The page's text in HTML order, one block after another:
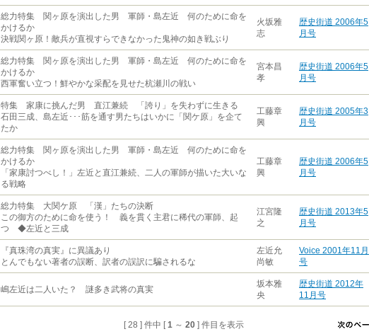
総力特集 関ヶ原を演出した男 軍師・島左近 何のために命を
かけるか
決戦関ヶ原！敵兵が直視すらできなかった鬼神の如き戦ぶり
火坂雅
志
歴史街道 2006年5
月号
総力特集 関ヶ原を演出した男 軍師・島左近 何のために命を
かけるか
西軍奮い立つ！鮮やかな采配を見せた杭瀬川の戦い
宮本昌
孝
歴史街道 2006年5
月号
特集 家康に挑んだ男 直江兼続 「誇り」を失わずに生きる
石田三成、島左近･･･筋を通す男たちはいかに「関ケ原」を企て
たか
工藤章
興
歴史街道 2005年3
月号
総力特集 関ヶ原を演出した男 軍師・島左近 何のために命を
かけるか
「家康討つべし！」左近と直江兼続、二人の軍師が描いた大いな
る戦略
工藤章
興
歴史街道 2006年5
月号
総力特集 大関ケ原 「漢」たちの決断
この御方のために命を使う！ 義を貫く主君に稀代の軍師、起
つ ◆左近と三成
江宮隆
之
歴史街道 2013年5
月号
『真珠湾の真実』に異議あり
とんでもない著者の誤断、訳者の誤訳に騙されるな
左近允
尚敏
Voice 2001年11月
号
嶋左近は二人いた？ 謎多き武将の真実
坂本雅
央
歴史街道 2012年
11月号
[ 28 ] 件中 [1～ 20] 件目を表示